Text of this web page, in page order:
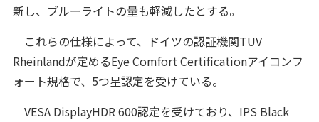
新し、ブルーライトの量も軽減したとする。
これらの仕様によって、ドイツの認証機関TUV
Rheinlandが定めるEye Comfort Certificationアイコンフ
ォート規格で、5つ星認定を受けている。
VESA DisplayHDR 600認定を受けており、IPS Black